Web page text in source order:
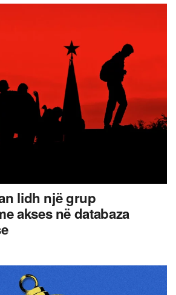
lidh një grup
akses në databaza